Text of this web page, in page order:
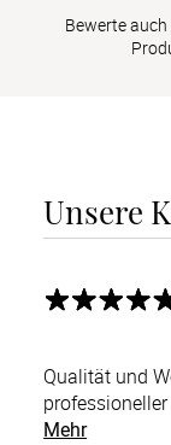
Bewerte
Unsere
Qualität und
Mehr